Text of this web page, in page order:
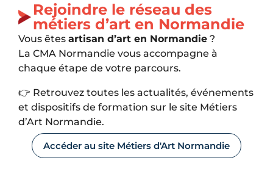
Rejoindre le réseau des
métiers d’art en Normandie
Vous êtes artisan d’art en Normandie ?
La CMA Normandie vous accompagne à
chaque étape de votre parcours.
👉 Retrouvez toutes les actualités, événements
et dispositifs de formation sur le site Métiers
d’Art Normandie.
Accéder au site Métiers d'Art Normandie